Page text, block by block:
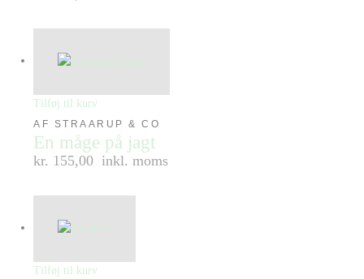
Tilføj til kurv
AF STRAARUP & CO
En måge på jagt
kr. 155,00 inkl. moms
Tilføj til kurv